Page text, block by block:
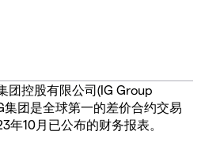
团控股有限公司(IG Group
团是全球第一的差价合约交易
10月已公布的财务报表。